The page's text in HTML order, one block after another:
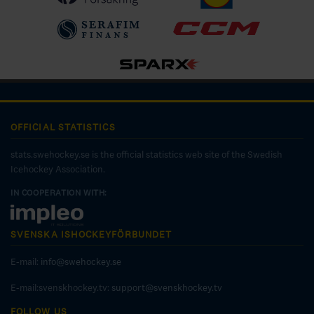
OFFICIAL STATISTICS
stats.swehockey.se is the official statistics web site of the Swedish
Icehockey Association.
IN COOPERATION WITH:
SVENSKA ISHOCKEYFÖRBUNDET
E-mail: info@swehockey.se
E-mail:svenskhockey.tv: support@svenskhockey.tv
FOLLOW US